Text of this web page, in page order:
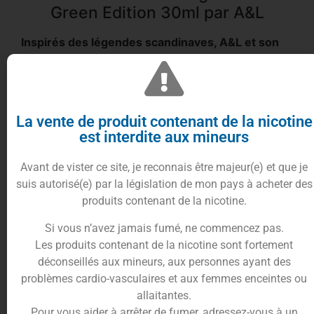
Green Edition 30ml par A&L
Inspirés des légendes scandinaves, A&L et son
concentré Ragnarok Zero annoncent la fin d’une
saison grâce à une vague juteuse et sucrée de
fruits rouges. Dans cette version Zero, le
vous apporter un parfum fruité plus prononcé.
Longtemps gardée secrète par les peuples
nordiques, les Pandasd’ A&Lont pourtant su
retranscrire les saveurs complexes de cette
recette époustouflante au prix d’un dur labeur et
de nombreuses heures de recherches. Retrouvez la
La vente de produit contenant de la nicotine
est interdite aux mineurs
Avant de vister ce site, je reconnais être majeur(e) et que je
suis autorisé(e) par la législation de mon pays à acheter des
produits contenant de la nicotine.
Si vous n’avez jamais fumé, ne commencez pas.
Les produits contenant de la nicotine sont fortement
déconseillés aux mineurs, aux personnes ayant des
problèmes cardio-vasculaires et aux femmes enceintes ou
allaitantes.